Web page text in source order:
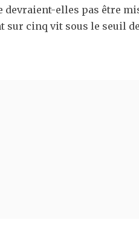
devraient-elles pas être
sur cinq vit sous le seuil